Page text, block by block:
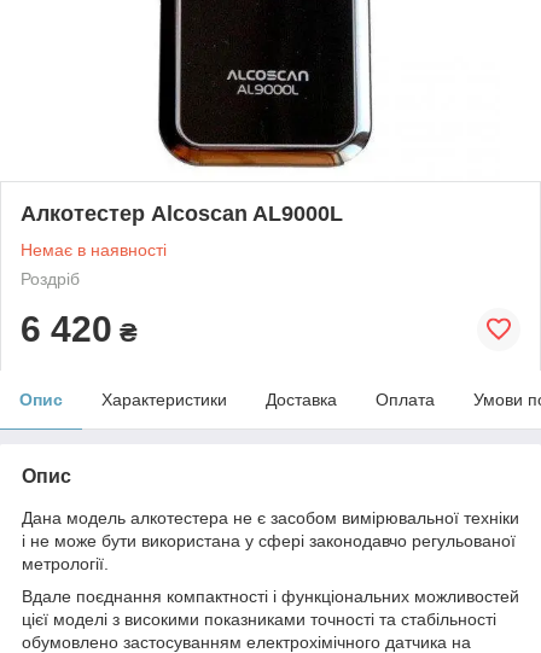
Алкотестер Alcoscan AL9000L
Немає в наявності
Роздріб
6 420 ₴
Опис Характеристики Доставка Оплата Умови
Опис
Дана модель алкотестера не є засобом вимірювальної техніки
і не може бути використана у сфері законодавчо регульованої
метрології.
Вдале поєднання компактності і функціональних можливостей
цієї моделі з високими показниками точності та стабільності
обумовлено застосуванням електрохімічного датчика на